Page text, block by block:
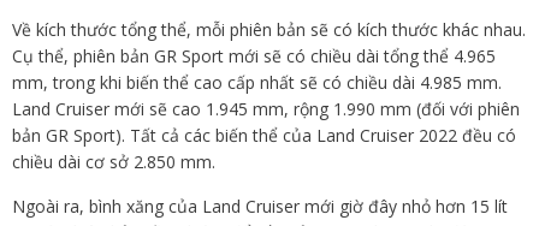
Về kích thước tổng thể, mỗi phiên bản sẽ có kích thước khác nhau.
Cụ thể, phiên bản GR Sport mới sẽ có chiều dài tổng thể 4.965
mm, trong khi biến thể cao cấp nhất sẽ có chiều dài 4.985 mm.
Land Cruiser mới sẽ cao 1.945 mm, rộng 1.990 mm (đối với phiên
bản GR Sport). Tất cả các biến thể của Land Cruiser 2022 đều có
chiều dài cơ sở 2.850 mm.
Ngoài ra, bình xăng của Land Cruiser mới giờ đây nhỏ hơn 15 lít